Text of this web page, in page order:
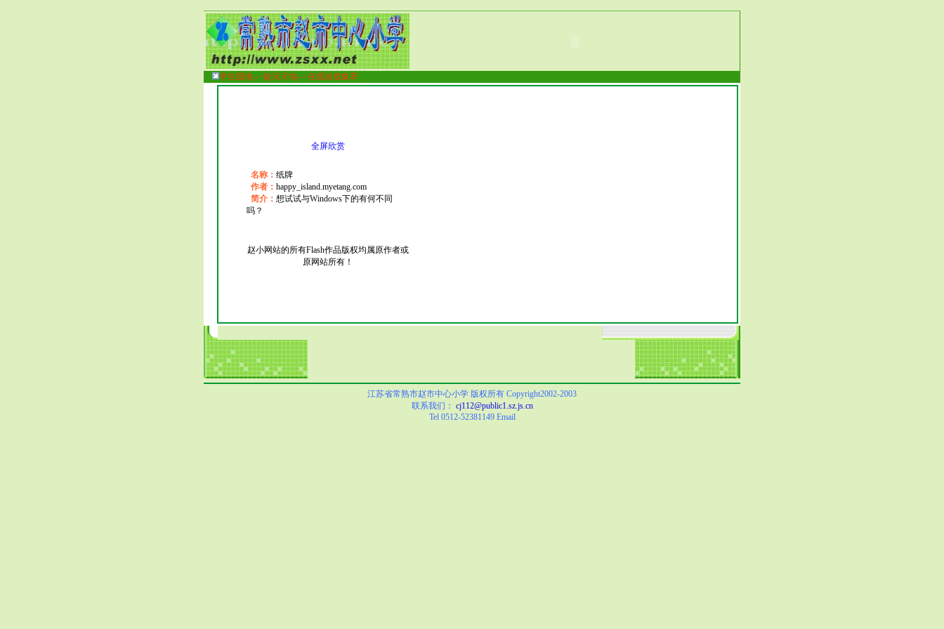
学生园地-->娱乐天地-->在线游戏集萃
全屏欣赏
名称： 纸牌
作者： happy_island.myetang.com
简介： 想试试与Windows下的有何不同
吗？
赵小网站的所有Flash作品版权均属原作者或
原网站所有！
江苏省常熟市赵市中心小学 版权所有 Copyright2002-2003
联系我们： cj112@public1.sz.js.cn
Tel 0512-52381149 Email